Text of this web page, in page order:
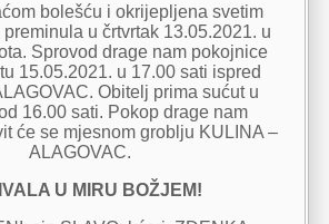
bolešću i okrijepljena svetim
u črtvrtak 13.05.2021. u
Sprovod drage nam pokojnice
15.05.2021. u 17.00 sati ispred
Obitelj prima sućut u
16.00 sati. Pokop drage nam
će se mjesnom groblju KULINA –
ALAGOVAC.
U MIRU BOŽJEM!